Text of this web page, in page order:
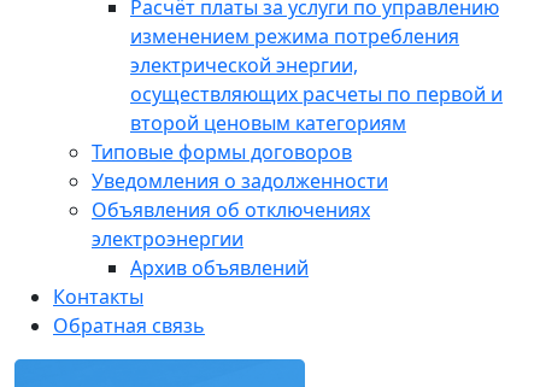
Расчёт платы за услуги по управлению
изменением режима потребления
электрической энергии,
осуществляющих расчеты по первой и
второй ценовым категориям
Типовые формы договоров
Уведомления о задолженности
Объявления об отключениях
электроэнергии
Архив объявлений
Контакты
Обратная связь